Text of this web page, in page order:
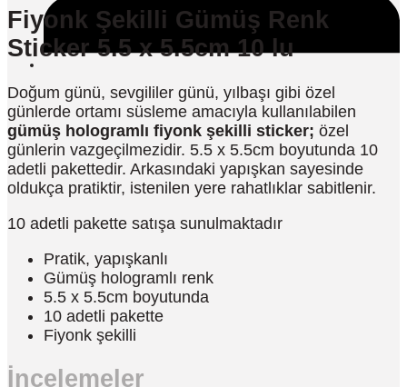
Fiyonk Şekilli Gümüş Renk
Sticker 5.5 x 5.5cm 10 lu
Doğum günü, sevgililer günü, yılbaşı gibi özel
günlerde ortamı süsleme amacıyla kullanılabilen
gümüş hologramlı fiyonk şekilli sticker; özel
günlerin vazgeçilmezidir. 5.5 x 5.5cm boyutunda 10
adetli pakettedir. Arkasındaki yapışkan sayesinde
oldukça pratiktir, istenilen yere rahatlıklar sabitlenir.
10 adetli pakette satışa sunulmaktadır
Pratik, yapışkanlı
Gümüş hologramlı renk
5.5 x 5.5cm boyutunda
10 adetli pakette
Fiyonk şekilli
İncelemeler